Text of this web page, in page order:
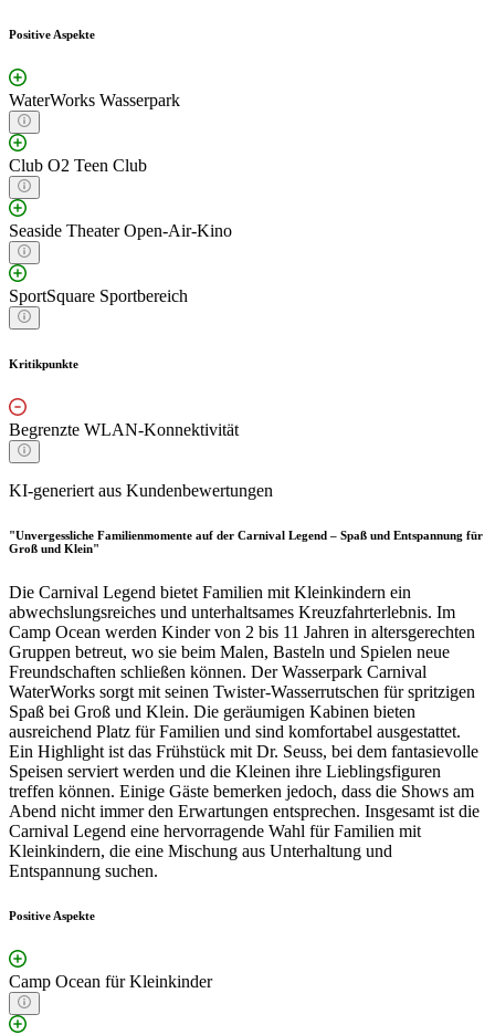
Positive Aspekte
WaterWorks Wasserpark
Club O2 Teen Club
Seaside Theater Open-Air-Kino
SportSquare Sportbereich
Kritikpunkte
Begrenzte WLAN-Konnektivität
KI-generiert aus Kundenbewertungen
"Unvergessliche Familienmomente auf der Carnival Legend – Spaß und Entspannung für
Groß und Klein"
Die Carnival Legend bietet Familien mit Kleinkindern ein
abwechslungsreiches und unterhaltsames Kreuzfahrterlebnis. Im
Camp Ocean werden Kinder von 2 bis 11 Jahren in altersgerechten
Gruppen betreut, wo sie beim Malen, Basteln und Spielen neue
Freundschaften schließen können. Der Wasserpark Carnival
WaterWorks sorgt mit seinen Twister-Wasserrutschen für spritzigen
Spaß bei Groß und Klein. Die geräumigen Kabinen bieten
ausreichend Platz für Familien und sind komfortabel ausgestattet.
Ein Highlight ist das Frühstück mit Dr. Seuss, bei dem fantasievolle
Speisen serviert werden und die Kleinen ihre Lieblingsfiguren
treffen können. Einige Gäste bemerken jedoch, dass die Shows am
Abend nicht immer den Erwartungen entsprechen. Insgesamt ist die
Carnival Legend eine hervorragende Wahl für Familien mit
Kleinkindern, die eine Mischung aus Unterhaltung und
Entspannung suchen.
Positive Aspekte
Camp Ocean für Kleinkinder